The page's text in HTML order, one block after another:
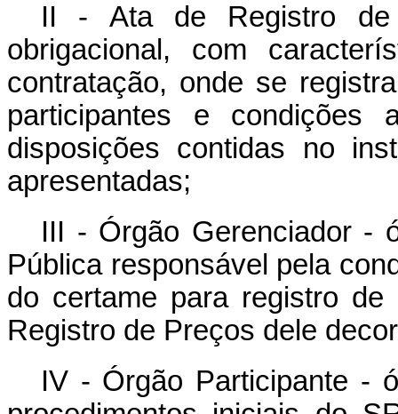
II - Ata de Registro de
obrigacional, com
contratação, onde se
participantes e condições
disposições contidas no
apresentadas;
III - Órgão Gerenciador -
Pública responsável pela
do certame para registro
Registro de Preços dele
IV - Órgão Participante -